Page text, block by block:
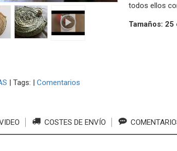
todos ellos
Tamaños:
| Tags: | Comentarios
COSTES DE ENVÍO